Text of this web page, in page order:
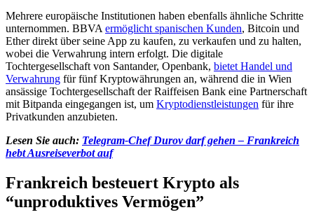
Mehrere europäische Institutionen haben ebenfalls ähnliche Schritte
unternommen. BBVA ermöglicht spanischen Kunden, Bitcoin und
Ether direkt über seine App zu kaufen, zu verkaufen und zu halten,
wobei die Verwahrung intern erfolgt. Die digitale
Tochtergesellschaft von Santander, Openbank, bietet Handel und
Verwahrung für fünf Kryptowährungen an, während die in Wien
ansässige Tochtergesellschaft der Raiffeisen Bank eine Partnerschaft
mit Bitpanda eingegangen ist, um Kryptodienstleistungen für ihre
Privatkunden anzubieten.
Lesen Sie auch: Telegram-Chef Durov darf gehen – Frankreich
hebt Ausreiseverbot auf
Frankreich besteuert Krypto als
“unproduktives Vermögen”